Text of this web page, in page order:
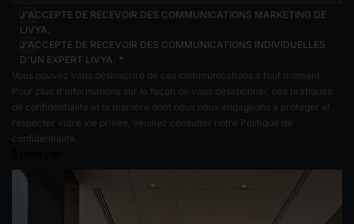
J'ACCEPTE DE RECEVOIR DES COMMUNICATIONS MARKETING DE
LIVYA.
J'ACCEPTE DE RECEVOIR DES COMMUNICATIONS INDIVIDUELLES
D'UN EXPERT LIVYA. *
Vous pouvez vous désinscrire de ces communications à tout moment.
Pour plus d'informations sur la façon de vous désabonner, nos pratiques
de confidentialité et la manière dont nous nous engageons à protéger et
respecter votre vie privée, veuillez consulter notre Politique de
confidentialité.